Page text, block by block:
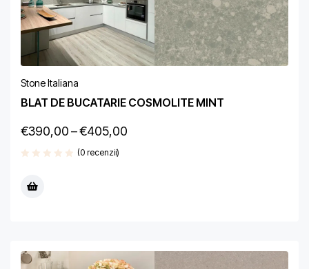
Stone Italiana
BLAT DE BUCATARIE COSMOLITE MINT
€390,00–€405,00
(0 recenzii)